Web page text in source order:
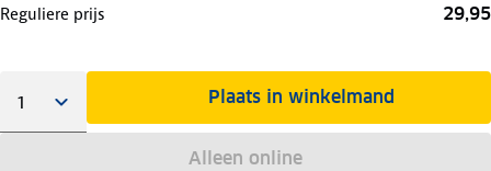
Reguliere prijs 29,95
Plaats in winkelmand
Alleen online